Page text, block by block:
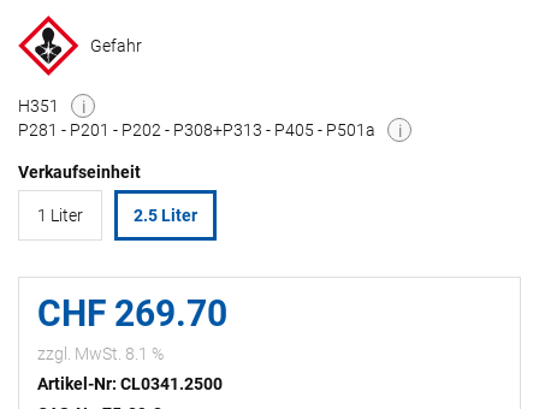
Gefahr
H351
i
P281 - P201 - P202 - P308+P313 - P405 - P501a
i
Verkaufseinheit
1 Liter 2.5 Liter
CHF 269.70
zzgl. MwSt. 8.1 %
Artikel-Nr: CL0341.2500